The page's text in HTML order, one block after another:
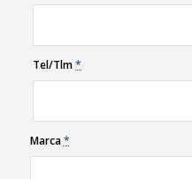
Tel/Tlm*
Marca*